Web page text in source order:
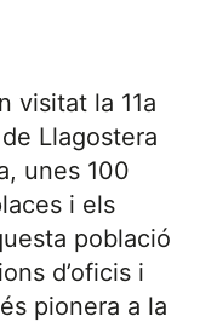
visitat la 11a
Llagostera
unes 100
i els
població
d’oficis i
pionera a la